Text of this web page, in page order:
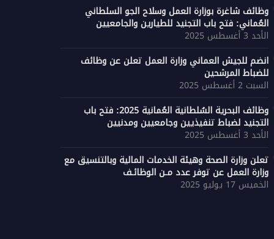
خرفوت في ظفار: أسرار الجوهرة
فتح باب
وظائف شاغرة بوزارة العمل وسلاح الجو السلطاني
العُماني: فتح باب التجنيد للطيارين والجامعيين
الأحد 3 أغسطس 2025
انضم للجيش العماني وزارة العمل تعلن عن وظائف
للضباط المرشحين
السبت 2 أغسطس 2025
وظائف البحرية السُلطانية العُمانية 2025: فتح باب
التجنيد لضباط تنفيذيين وجامعيين ومدنيين
الأحد 3 أغسطس 2025
تعلن وزارة الصحة وهيئة الخدمات المالية وبالتنسيق مع
وزارة العمل عن توفر عدد مـن الوظائـف
الخميس 17 يوليو 2025